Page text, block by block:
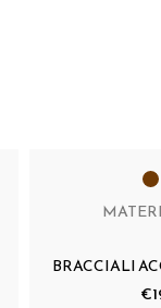
BRACCIALI